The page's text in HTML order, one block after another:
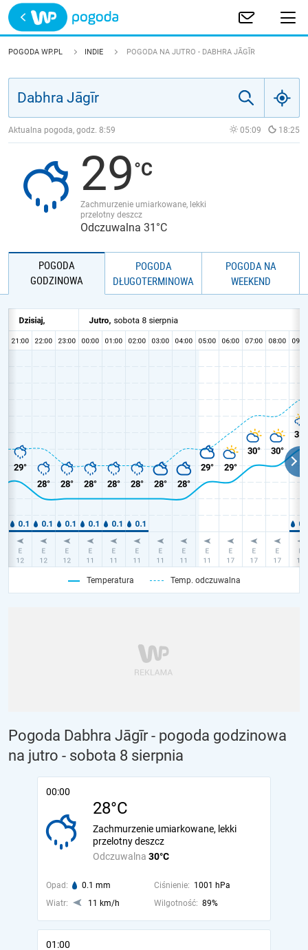
Trwa ładowanie
POLSKA
JAKOŚĆ POWIETRZA
POGODA WP.PL INDIE POGODA NA JUTRO - DABHRA JĀGĪR
Aktualna pogoda, godz. 8:59 05:09 18:25
29
Zachmurzenie umiarkowane, lekki
przelotny deszcz
Odczuwalna 31°C
POGODA
GODZINOWA
POGODA
DŁUGOTERMINOWA
POGODA NA
WEEKEND
Temperatura Temp. odczuwalna
Pogoda Dabhra Jāgīr - pogoda godzinowa
na jutro - sobota 8 sierpnia
00:00
28°C
Odczuwalna 30°C
Zachmurzenie umiarkowane, lekki
przelotny deszcz
Opad: 0.1 mm Ciśnienie: 1001 hPa
Wiatr:
11 km/h Wilgotność: 89%
01:00